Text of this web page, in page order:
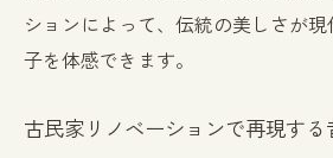
ションによって、伝統の美しさが
子を体感できます。
古民家リノベーションで再現する